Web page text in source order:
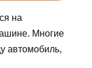
на
Многие
автомобиль,